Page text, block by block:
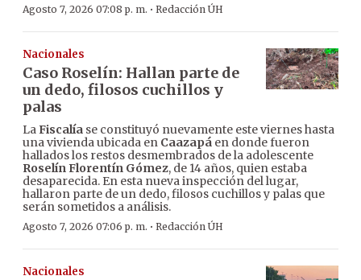
Agosto 7, 2026 07:08 p. m. · Redacción ÚH
Nacionales
Caso Roselín: Hallan parte de
un dedo, filosos cuchillos y
palas
LaFiscalía se constituyó nuevamente este viernes hasta
una vivienda ubicada en Caazapá en donde fueron
hallados los restos desmembrados de la adolescente
Roselín Florentín Gómez, de 14 años, quien estaba
desaparecida. En esta nueva inspección del lugar,
hallaron parte de un dedo, filosos cuchillos y palas que
serán sometidos a análisis.
Agosto 7, 2026 07:06 p. m. · Redacción ÚH
Nacionales